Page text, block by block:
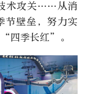
术攻关……从消
节壁垒，努力实
四季长红”。